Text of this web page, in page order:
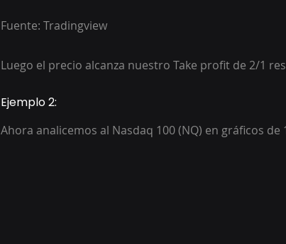
Fuente: Tradingview
Luego el precio alcanza nuestro Take profit de 2/1
Ejemplo 2:
Ahora analicemos al Nasdaq 100 (NQ) en gráficos de